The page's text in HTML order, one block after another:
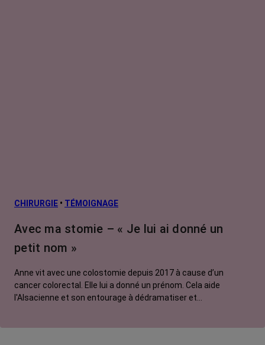
CHIRURGIE • TÉMOIGNAGE
Avec ma stomie – « Je lui ai donné un
petit nom »
Anne vit avec une colostomie depuis 2017 à cause d’un
cancer colorectal. Elle lui a donné un prénom. Cela aide
l'Alsacienne et son entourage à dédramatiser et